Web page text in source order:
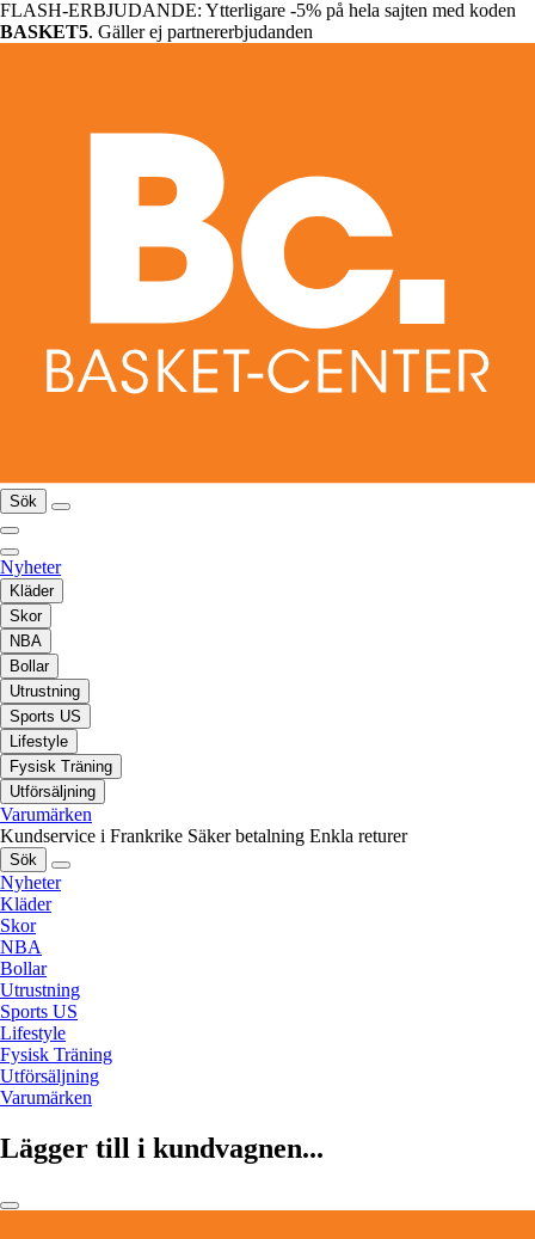
FLASH-ERBJUDANDE: Ytterligare -5% på hela sajten med koden
BASKET5. Gäller ej partnererbjudanden
Sök
Nyheter
Kläder
Skor
NBA
Bollar
Utrustning
Sports US
Lifestyle
Fysisk Träning
Utförsäljning
Varumärken
Kundservice i Frankrike Säker betalning Enkla returer
Sök
Nyheter
Kläder
Skor
NBA
Bollar
Utrustning
Sports US
Lifestyle
Fysisk Träning
Utförsäljning
Varumärken
Lägger till i kundvagnen...